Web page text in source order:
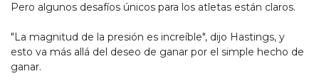
Pero algunos desafíos únicos para los atletas están claros.
"La magnitud de la presión es increíble", dijo Hastings, y
esto va más allá del deseo de ganar por el simple hecho de
ganar.